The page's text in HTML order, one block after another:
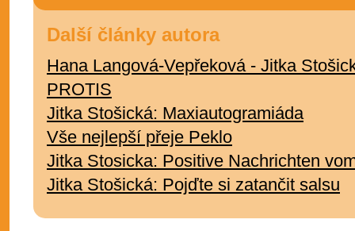
Další články autora
Hana Langová-Vepřeková - Jitka
PROTIS
Jitka Stošická: Maxiautogramiáda
Vše nejlepší přeje Peklo
Jitka Stosicka: Positive Nachrichten
Jitka Stošická: Pojďte si zatančit salsu